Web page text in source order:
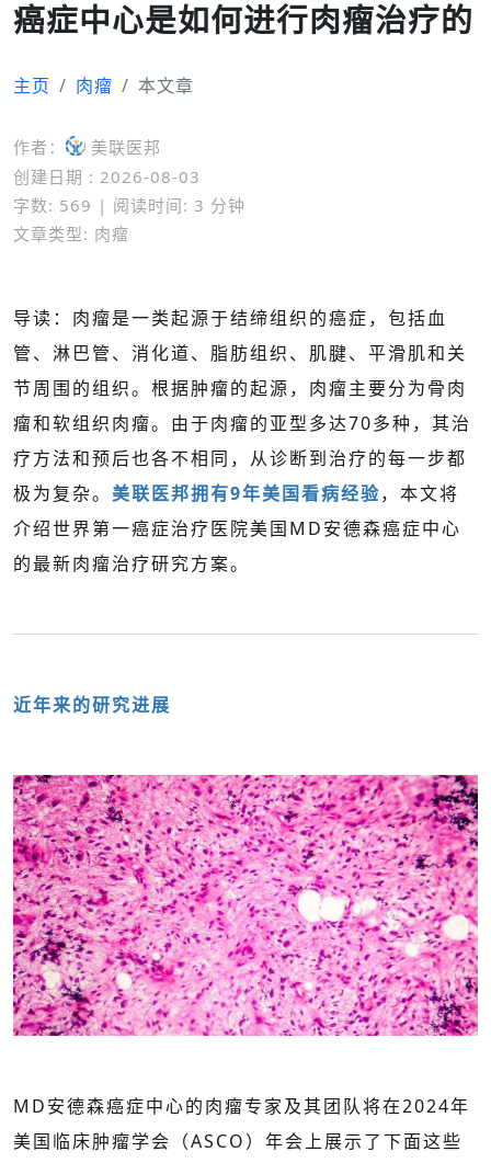
癌症中心是如何进行肉瘤治疗的
主页 肉瘤 本文章
作者：
美联医邦
创建日期 : 2026-08-03
字数: 569 | 阅读时间: 3 分钟
文章类型: 肉瘤
导读：肉瘤是一类起源于结缔组织的癌症，包括血
管、淋巴管、消化道、脂肪组织、肌腱、平滑肌和关
节周围的组织。根据肿瘤的起源，肉瘤主要分为骨肉
瘤和软组织肉瘤。由于肉瘤的亚型多达70多种，其治
疗方法和预后也各不相同，从诊断到治疗的每一步都
极为复杂。 美联医邦拥有9年美国看病经验，本文将
介绍世界第一癌症治疗医院美国MD安德森癌症中心
的最新肉瘤治疗研究方案。
近年来的研究进展
MD安德森癌症中心的肉瘤专家及其团队将在2024年
美国临床肿瘤学会（ASCO）年会上展示了下面这些